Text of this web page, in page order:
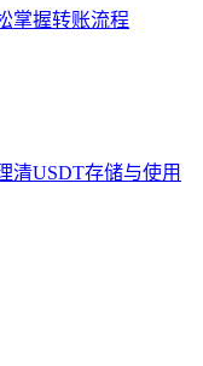
掌握转账流程
清USDT存储与使用